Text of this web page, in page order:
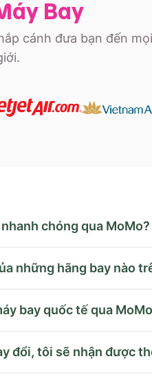
Bay
cánh đưa bạn đến
chóng qua MoMo?
những hãng bay nào
bay quốc tế qua
đổi, tôi sẽ nhận được